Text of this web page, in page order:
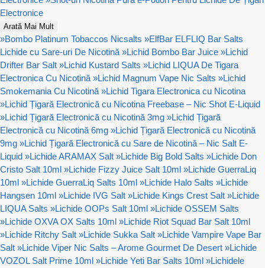
Electronice
Arată Mai Mult
»Bombo Platinum Tobaccos Nicsalts »ElfBar ELFLIQ Bar Salts
Lichide cu Sare-uri De Nicotină »Lichid Bombo Bar Juice »Lichid
Drifter Bar Salt »Lichid Kustard Salts »Lichid LIQUA De Tigara
Electronica Cu Nicotină »Lichid Magnum Vape Nic Salts »Lichid
Smokemania Cu Nicotină »Lichid Tigara Electronica cu Nicotina
»Lichid Țigară Electronică cu Nicotina Freebase – Nic Shot E-Liquid
»Lichid Țigară Electronică cu Nicotină 3mg »Lichid Țigară
Electronică cu Nicotină 6mg »Lichid Țigară Electronică cu Nicotină
9mg »Lichid Țigară Electronică cu Sare de Nicotină – Nic Salt E-
Liquid »Lichide ARAMAX Salt »Lichide Big Bold Salts »Lichide Don
Cristo Salt 10ml »Lichide Fizzy Juice Salt 10ml »Lichide GuerraLiq
10ml »Lichide GuerraLiq Salts 10ml »Lichide Halo Salts »Lichide
Hangsen 10ml »Lichide IVG Salt »Lichide Kings Crest Salt »Lichide
LIQUA Salts »Lichide OOPs Salt 10ml »Lichide OSSEM Salts
»Lichide OXVA OX Salts 10ml »Lichide Riot Squad Bar Salt 10ml
»Lichide Ritchy Salt »Lichide Sukka Salt »Lichide Vampire Vape Bar
Salt »Lichide Viper Nic Salts – Arome Gourmet De Desert »Lichide
VOZOL Salt Prime 10ml »Lichide Yeti Bar Salts 10ml »Lichidele